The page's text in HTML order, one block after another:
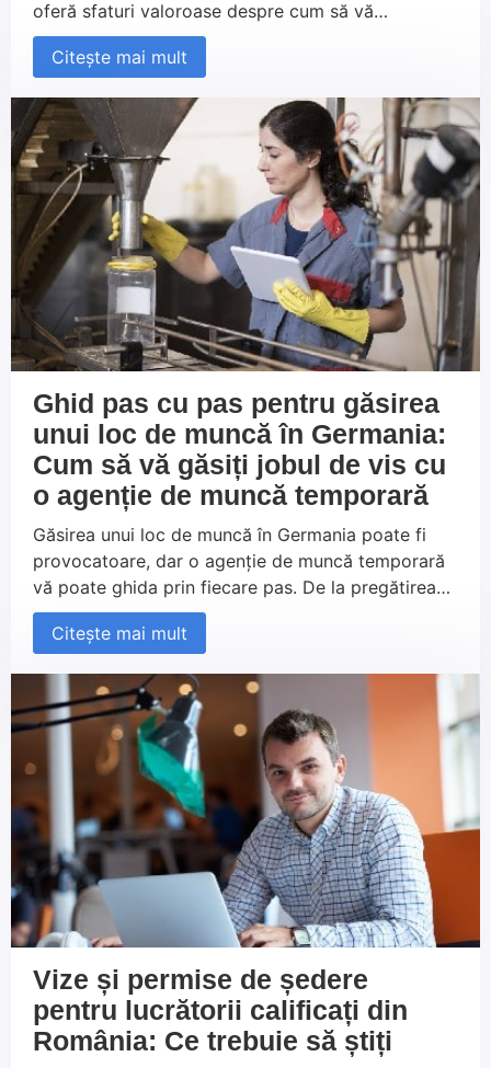
oferă sfaturi valoroase despre cum să vă
îmbunătățiți cunoștințele de germană prin cursuri,
aplicații de învățare și practică zilnică. De
pentru diferite cariere și cum Persowerk vă poate
sprijini în găsirea cursurilor potrivite pentru a vă
dezvolta profesional.
Citește mai mult
Ghid pas cu pas pentru găsirea
unui loc de muncă în Germania:
Cum să vă găsiți jobul de vis cu
o agenție de muncă temporară
Găsirea unui loc de muncă în Germania poate fi
provocatoare, dar o agenție de muncă temporară
vă poate ghida prin fiecare pas. De la pregătirea
candidaturii și selectarea ofertei potrivite, până la
organizarea cazării și începutul activității, sprijinul
Cu ajutorul Persowerk, veți începe cu succes o
nouă etapă profesională în Germania.
Citește mai mult
Vize și permise de ședere
pentru lucrătorii calificați din
România: Ce trebuie să știți